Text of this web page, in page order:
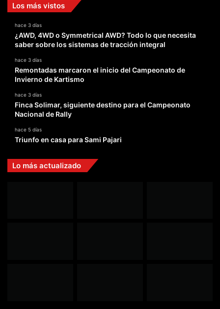
Los más vistos
hace 3 días
¿AWD, 4WD o Symmetrical AWD? Todo lo que necesita
saber sobre los sistemas de tracción integral
hace 3 días
Remontadas marcaron el inicio del Campeonato de
Invierno de Kartismo
hace 3 días
Finca Solimar, siguiente destino para el Campeonato
Nacional de Rally
hace 5 días
Triunfo en casa para Sami Pajari
Lo más actualizado